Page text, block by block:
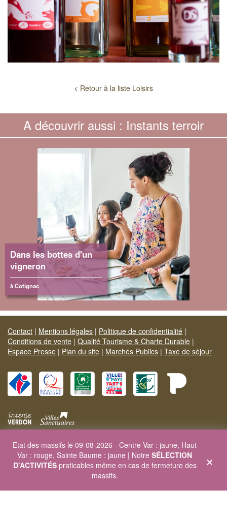
< Retour à la liste Loisirs
A découvrir aussi : Instants terroir
Dans les bottes d'un
vigneron
à Cotignac
Contact | Mentions légales | Politique de confidentialité |
Conditions de vente | Qualité Tourisme & Charte Durable |
Espace Presse | Plan du site | Marchés Publics | Taxe de séjour
Site officiel Provence Verte & Verdon Tourisme
Carrefour de l'Europe - 83170 BRIGNOLES - Tél. 04 94 72 04 21
Site web :www.provenceverteverdon.fr- Site séjour :
×
Etat des massifs le 09-08-2026 - Centre Var : jaune, Haut
Var : rouge, Sainte Baume : jaune | Notre SÉLECTION
D'ACTIVITÉSpraticables même en cas de fermeture des
massifs.